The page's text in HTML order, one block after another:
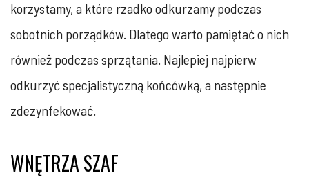
korzystamy, a które rzadko odkurzamy podczas
sobotnich porządków. Dlatego warto pamiętać o nich
również podczas sprzątania. Najlepiej najpierw
odkurzyć specjalistyczną końcówką, a następnie
zdezynfekować.
WNĘTRZA SZAF